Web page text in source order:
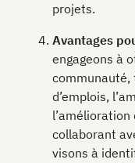
projets.
Avantages
engageons à
communauté,
d’emplois,
l’amélioration
collaborant
visons à